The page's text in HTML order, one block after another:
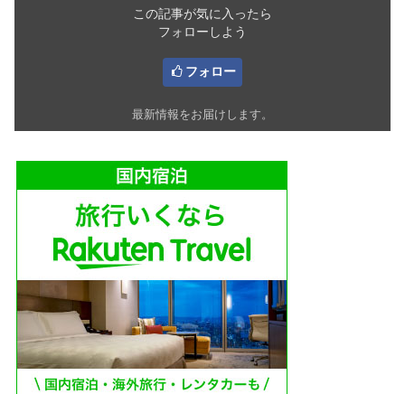
この記事が気に入ったら
フォローしよう
フォロー
最新情報をお届けします。